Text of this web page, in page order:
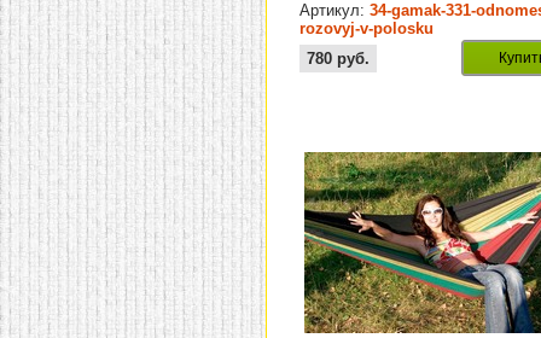
Артикул:34-gamak-331-
rozovyj-v-polosku
780 руб.